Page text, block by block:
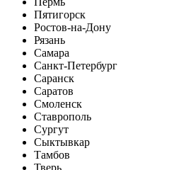
Пятигорск
Ростов-на-Дону
Рязань
Самара
Санкт-Петербург
Саранск
Саратов
Смоленск
Ставрополь
Сургут
Сыктывкар
Тамбов
Тверь